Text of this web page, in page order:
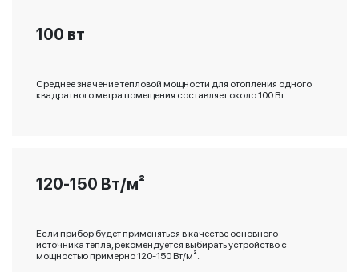
100 вт
Среднее значение тепловой мощности для отопления одного
квадратного метра помещения составляет около 100 Вт.
120-150 Вт/м²
Если прибор будет применяться в качестве основного
источника тепла, рекомендуется выбирать устройство с
мощностью примерно 120-150 Вт/м².